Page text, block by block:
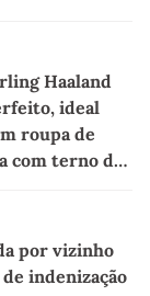
Haaland
ideal
roupa de
com terno de
por vizinho
indenização